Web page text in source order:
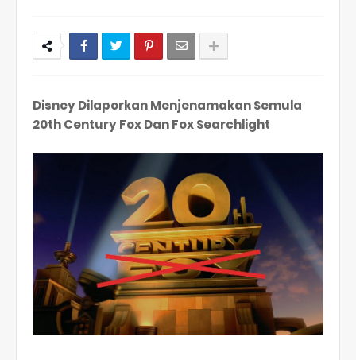
Disney Dilaporkan Menjenamakan Semula
20th Century Fox Dan Fox Searchlight